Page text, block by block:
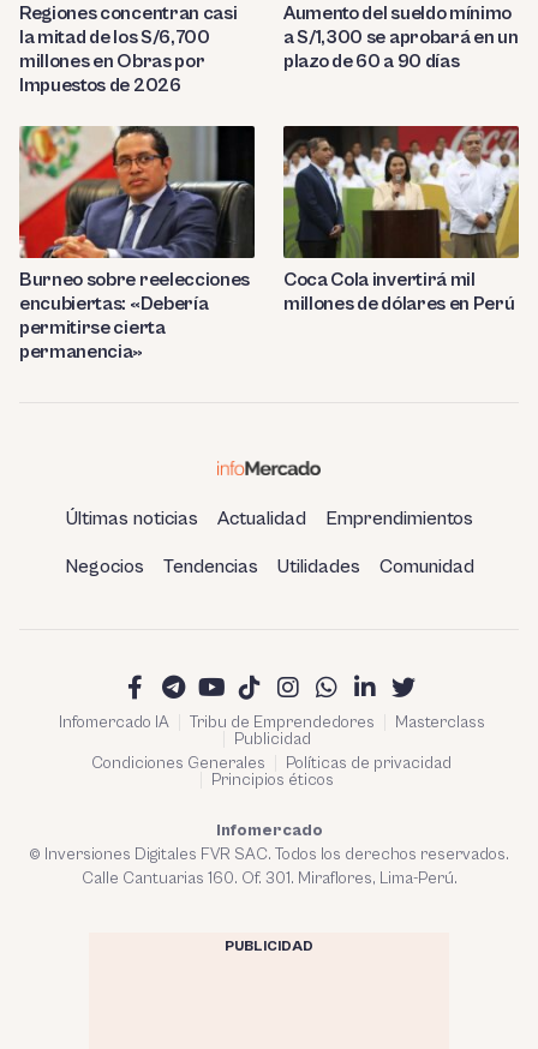
Regiones concentran casi
la mitad de los S/6,700
millones en Obras por
Impuestos de 2026
Aumento del sueldo mínimo
a S/1,300 se aprobará en un
plazo de 60 a 90 días
Burneo sobre reelecciones
encubiertas: «Debería
permitirse cierta
permanencia»
Coca Cola invertirá mil
millones de dólares en Perú
Últimas noticias Actualidad Emprendimientos
Negocios Tendencias Utilidades Comunidad
Infomercado IA Tribu de Emprendedores
Masterclass
Publicidad
Condiciones Generales
Políticas de privacidad
Principios éticos
Infomercado
© Inversiones Digitales FVR SAC. Todos los derechos reservados.
Calle Cantuarias 160. Of. 301. Miraflores, Lima-Perú.
PUBLICIDAD